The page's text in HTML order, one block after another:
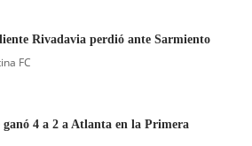
Rivadavia perdió ante Sarmiento
FC
4 a 2 a Atlanta en la Primera